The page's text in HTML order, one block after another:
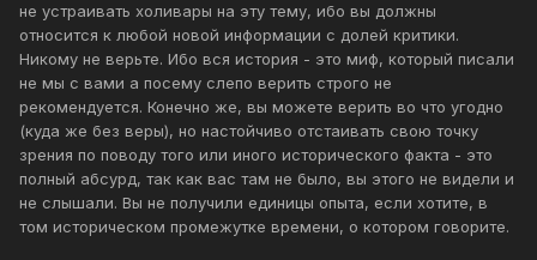
не устраивать холивары на эту тему, ибо вы должны
относится к любой новой информации с долей критики.
Никому не верьте. Ибо вся история - это миф, который писали
не мы с вами а посему слепо верить строго не
рекомендуется. Конечно же, вы можете верить во что угодно
(куда же без веры), но настойчиво отстаивать свою точку
зрения по поводу того или иного исторического факта - это
полный абсурд, так как вас там не было, вы этого не видели и
не слышали. Вы не получили единицы опыта, если хотите, в
том историческом промежутке времени, о котором говорите.